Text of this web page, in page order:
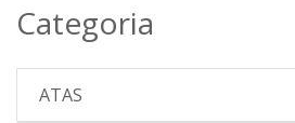
Categoria
ATAS